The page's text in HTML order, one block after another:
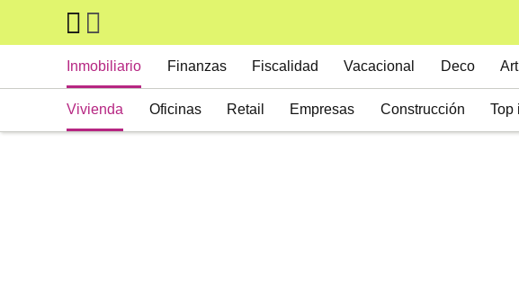
Skip to main content
Inmobiliario
Vivienda Oficinas Retail Empresas Construcción Top
Finanzas Fiscalidad Vacacional Deco Art